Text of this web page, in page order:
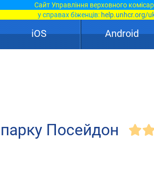
Сайт Управління верховного
у справах біженців: help.unhcr.org/
iOS Android
Посейдон